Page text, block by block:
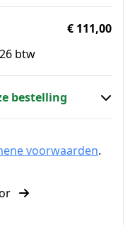
€ 111,00
btw
bestelling
voorwaarden.